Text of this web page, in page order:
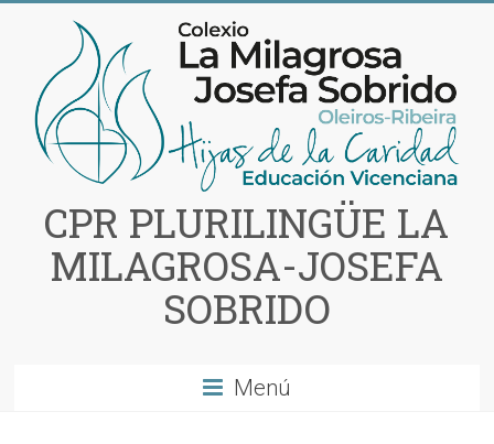
contenido
CPR PLURILINGÜE LA
MILAGROSA-JOSEFA
SOBRIDO
Menú